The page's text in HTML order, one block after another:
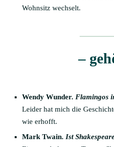
Wohnsitz wechselt.
–
Wendy Wunder. Flamingos
Leider hat mich die
wie erhofft.
Mark Twain. Ist